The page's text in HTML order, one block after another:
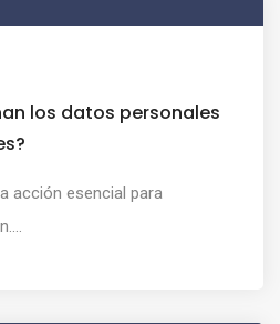
los datos personales
acción esencial para